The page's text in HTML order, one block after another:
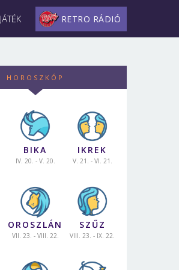
JÁTÉK RETRO RÁDIÓ
HOROSZKÓP
BIKA
IV. 20. - V. 20.
IKREK
V. 21. - VI. 21.
OROSZLÁN
VII. 23. - VIII. 22.
SZŰZ
VIII. 23. - IX. 22.